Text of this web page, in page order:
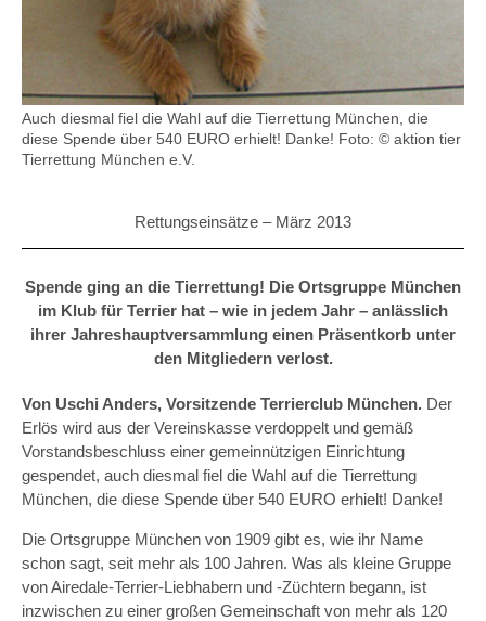
Auch diesmal fiel die Wahl auf die Tierrettung München, die
diese Spende über 540 EURO erhielt! Danke! Foto: © aktion tier
Tierrettung München e.V.
Rettungseinsätze – März 2013
Spende ging an die Tierrettung! Die Ortsgruppe München
im Klub für Terrier hat – wie in jedem Jahr – anlässlich
ihrer Jahreshauptversammlung einen Präsentkorb unter
den Mitgliedern verlost.
Von Uschi Anders, Vorsitzende Terrierclub München. Der
Erlös wird aus der Vereinskasse verdoppelt und gemäß
Vorstandsbeschluss einer gemeinnützigen Einrichtung
gespendet, auch diesmal fiel die Wahl auf die Tierrettung
München, die diese Spende über 540 EURO erhielt! Danke!
Die Ortsgruppe München von 1909 gibt es, wie ihr Name
schon sagt, seit mehr als 100 Jahren. Was als kleine Gruppe
von Airedale-Terrier-Liebhabern und -Züchtern begann, ist
inzwischen zu einer großen Gemeinschaft von mehr als 120